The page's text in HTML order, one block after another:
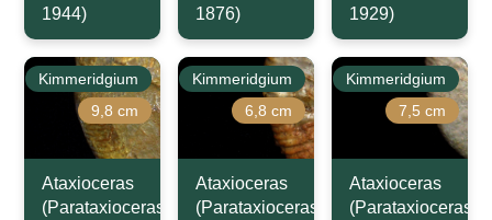
1944)
1876)
1929)
Kimmeridgium
9,8 cm
Ataxioceras
(Parataxioceras)
Kimmeridgium
6,8 cm
Ataxioceras
(Parataxioceras)
Kimmeridgium
7,5 cm
Ataxioceras
(Parataxioceras)